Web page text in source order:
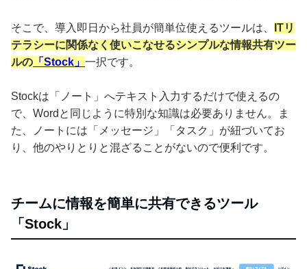
そこで、導入即日から社員が簡単位使えるツールは、
ITリ
テラシーに関係なく使いこなせるシンプルな情報共有ツー
ルの 「Stock」 一択です。
Stockは「ノート」へテキスト入力するだけで使えるの
で、Wordと同じように特別な知識は必要ありません。ま
た、ノートには「メッセージ」「タスク」が紐づいてお
り、他のやりとりと混ざることがないので便利です。
チームに情報を簡単に共有できるツール
「Stock」